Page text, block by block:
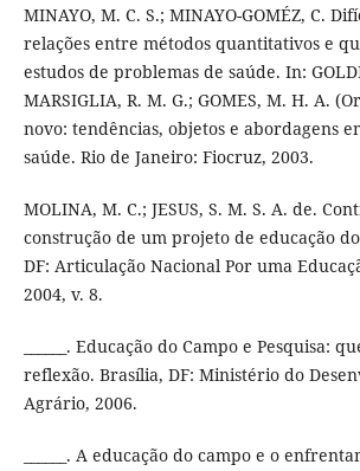
MINAYO, M. C. S.; MINAYO-GOMÉZ, C.
relações entre métodos quantitativos e
estudos de problemas de saúde. In:
MARSIGLIA, R. M. G.; GOMES, M. H. A.
novo: tendências, objetos e abordagens
saúde. Rio de Janeiro: Fiocruz, 2003.
MOLINA, M. C.; JESUS, S. M. S. A. de.
construção de um projeto de educação
DF: Articulação Nacional Por uma
2004, v. 8.
______. Educação do Campo e Pesquisa:
reflexão. Brasília, DF: Ministério do
Agrário, 2006.
______. A educação do campo e o